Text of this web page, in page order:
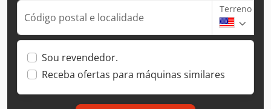
Código postal e localidade
Terreno
Sou revendedor.
Receba ofertas para máquinas similares